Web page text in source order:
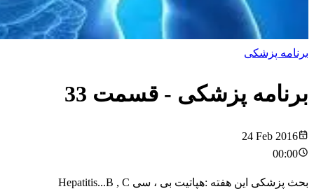
برنامه پزشکی
برنامه پزشکی - قسمت 33
24 Feb 2016
00:00
بحث پزشکی این هفته :هپاتیت بی ، سی Hepatitis...B , C